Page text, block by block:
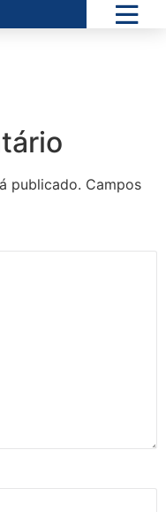
publicado. Campos